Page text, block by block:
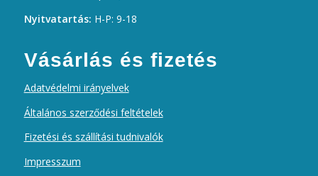
Nyitvatartás: H-P: 9-18
Vásárlás és fizetés
Adatvédelmi irányelvek
Általános szerződési feltételek
Fizetési és szállítási tudnivalók
Impresszum